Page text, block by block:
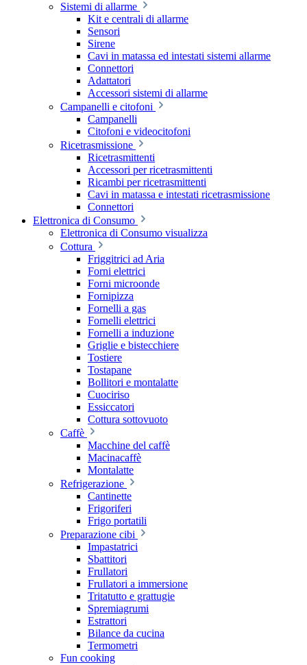
Sistemi di allarme
Kit e centrali di allarme
Sensori
Sirene
Cavi in matassa ed intestati sistemi allarme
Connettori
Adattatori
Accessori sistemi di allarme
Campanelli e citofoni
Campanelli
Citofoni e videocitofoni
Ricetrasmissione
Ricetrasmittenti
Accessori per ricetrasmittenti
Ricambi per ricetrasmittenti
Cavi in matassa e intestati ricetrasmissione
Connettori
Elettronica di Consumo
Elettronica di Consumo visualizza
Cottura
Friggitrici ad Aria
Forni elettrici
Forni microonde
Fornipizza
Fornelli a gas
Fornelli elettrici
Fornelli a induzione
Griglie e bistecchiere
Tostiere
Tostapane
Bollitori e montalatte
Cuociriso
Essiccatori
Cottura sottovuoto
Caffè
Macchine del caffè
Macinacaffè
Montalatte
Refrigerazione
Cantinette
Frigoriferi
Frigo portatili
Preparazione cibi
Impastatrici
Sbattitori
Frullatori
Frullatori a immersione
Tritatutto e grattugie
Spremiagrumi
Estrattori
Bilance da cucina
Termometri
Fun cooking